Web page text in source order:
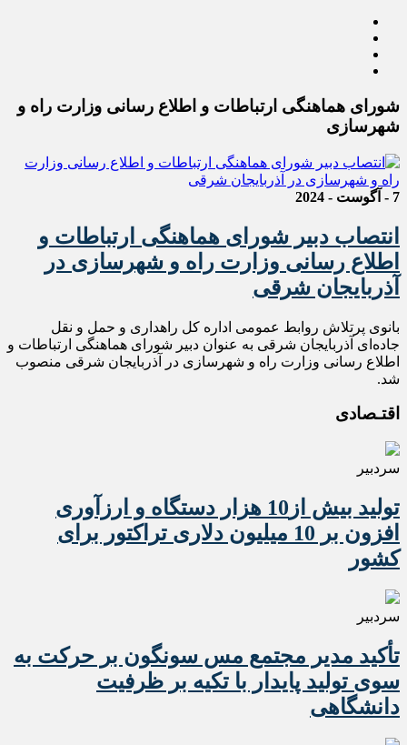
شورای هماهنگی ارتباطات و اطلاع رسانی وزارت راه و
شهرسازی
7 - آگوست - 2024
انتصاب دبیر شورای هماهنگی ارتباطات و
اطلاع رسانی وزارت راه و شهرسازی در
آذربایجان شرقی
بانوی پرتلاش روابط عمومی اداره کل راهداری و حمل و نقل
جاده‌ای آذربایجان شرقی‌ به عنوان دبیر شورای هماهنگی ارتباطات و
اطلاع رسانی وزارت راه و شهرسازی در آذربایجان شرقی منصوب
شد.
اقتـصادی
سردبیر
تولید بیش از10 هزار دستگاه و ارزآوری
افزون بر 10 میلیون دلاری تراکتور برای
کشور
سردبیر
تأکید مدیر مجتمع مس سونگون بر حرکت به
سوی تولید پایدار با تکیه بر ظرفیت
دانشگاهی